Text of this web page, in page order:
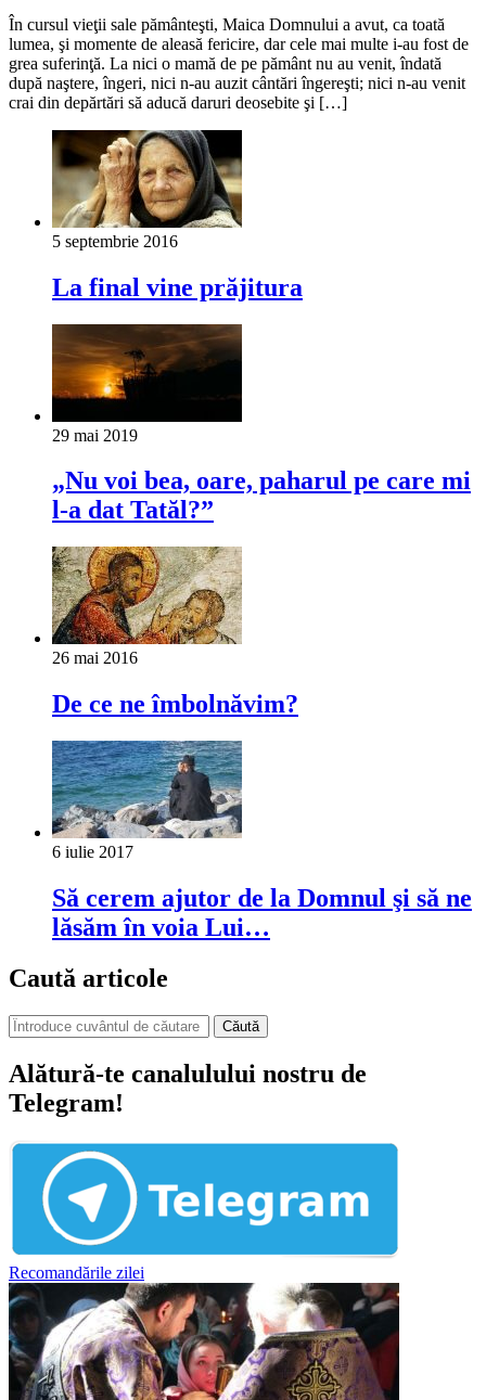
În cursul vieţii sale pământeşti, Maica Domnului a avut, ca toată
lumea, şi momente de aleasă fericire, dar cele mai multe i-au fost de
grea suferinţă. La nici o mamă de pe pământ nu au venit, îndată
după naştere, îngeri, nici n-au auzit cântări îngereşti; nici n-au venit
crai din depărtări să aducă daruri deosebite şi […]
5 septembrie 2016
La final vine prăjitura
29 mai 2019
„Nu voi bea, oare, paharul pe care mi
l-a dat Tatăl?”
26 mai 2016
De ce ne îmbolnăvim?
6 iulie 2017
Să cerem ajutor de la Domnul şi să ne
lăsăm în voia Lui…
Caută articole
Căută
Alătură-te canalulului nostru de
Telegram!
Recomandările zilei